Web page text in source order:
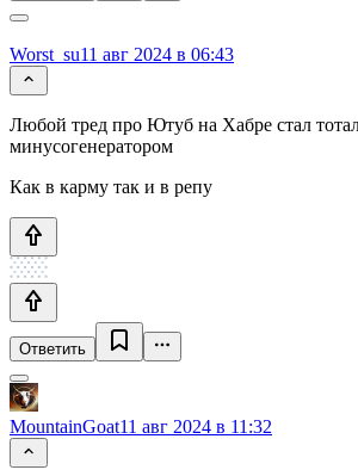
Worst_su11 авг 2024 в 06:43
Любой тред про Ютуб на Хабре стал
минусогенератором
Как в карму так и в репу
Ответить
MountainGoat11 авг 2024 в 11:32